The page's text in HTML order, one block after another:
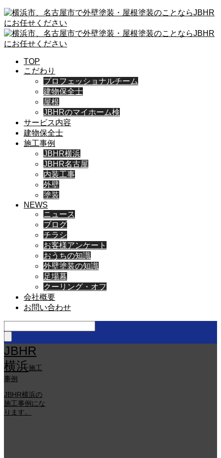
TOP
こだわり
プロフェッショナルチーム
建物保全士
屋根
JBHRのマイホーム検
サービス内容
建物保全士
施工事例
JBHR横浜
JBHR名古屋
内装工事
外壁
塗装
NEWS
ニュース
ブログ
チラシ
お客様アンケート
おうちの知識
外壁塗装の知識
足場幕
クーリング・オフ
会社概要
お問い合わせ
JBHR
横浜施工
事例
JBHR横浜の
施工事例にな
ります。